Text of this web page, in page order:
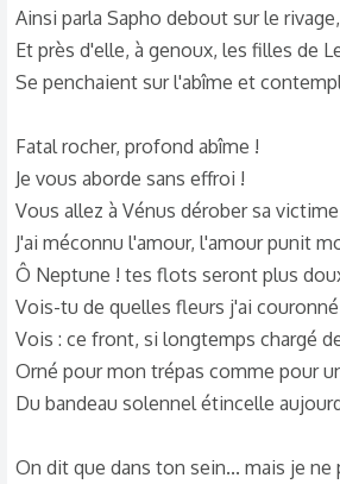
Ainsi parla Sapho debout sur le rivage,
Et près d'elle, à genoux, les filles de
Se penchaient sur l'abîme et
Fatal rocher, profond abîme !
Je vous aborde sans effroi !
Vous allez à Vénus dérober sa victime
J'ai méconnu l'amour, l'amour punit
Ô Neptune ! tes flots seront plus
Vois-tu de quelles fleurs j'ai
Vois : ce front, si longtemps chargé
Orné pour mon trépas comme pour
Du bandeau solennel étincelle
On dit que dans ton sein... mais je ne